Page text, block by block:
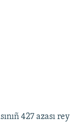
427 azası rey